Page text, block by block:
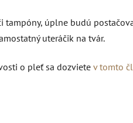
tampóny, úplne budú
uteráčik na tvár.
o pleť sa dozviete v tomto